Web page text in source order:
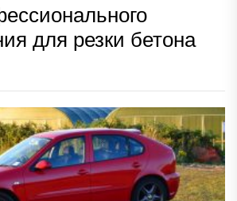
для резки бетона